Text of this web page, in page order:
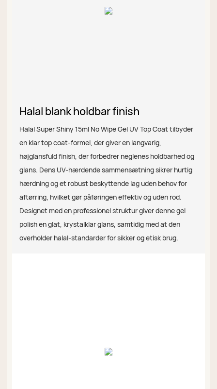
Halal blank holdbar finish
Halal Super Shiny 15ml No Wipe Gel UV Top Coat tilbyder
en klar top coat-formel, der giver en langvarig,
højglansfuld finish, der forbedrer neglenes holdbarhed og
glans. Dens UV-hærdende sammensætning sikrer hurtig
hærdning og et robust beskyttende lag uden behov for
aftørring, hvilket gør påføringen effektiv og uden rod.
Designet med en professionel struktur giver denne gel
polish en glat, krystalklar glans, samtidig med at den
overholder halal-standarder for sikker og etisk brug.